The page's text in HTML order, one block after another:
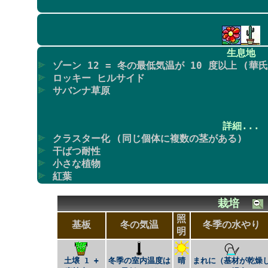
生息地
ゾーン 12 = 冬の最低気温が 10 度以上 (華
ロッキー ヒルサイド
サバンナ草原
詳細...
クラスター化 (同じ個体に複数の茎がある)
干ばつ耐性
小さな植物
紅葉
栽培
基板 冬の気温
照
明
冬季の水やり
土壌 1 +
冬季の室内温度は
晴
まれに（基材が乾燥